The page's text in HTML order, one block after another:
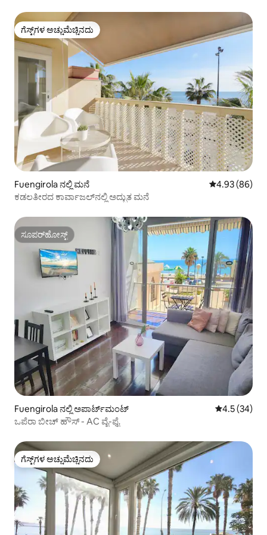
ಗೆಸ್ಟ್‌ಗಳ ಅಚ್ಚುಮೆಚ್ಚಿನದು
ಗೆಸ್ಟ್‌ಗಳ ಅಚ್ಚುಮೆಚ್ಚಿನದು
Fuengirola ನಲ್ಲಿ ಮನೆ 5 ರಲ್ಲಿ 4.93
4.93 (86)
ಕಡಲತೀರದ ಕಾರ್ವಾಜಲ್‌ನಲ್ಲಿ ಅದ್ಭುತ ಮನೆ
ಸೂಪರ್‌ಹೋಸ್ಟ್
ಸೂಪರ್‌ಹೋಸ್ಟ್
Fuengirola ನಲ್ಲಿ ಅಪಾರ್ಟ್‌ಮಂಟ್ 5 ರಲ್ಲಿ 4.5
4.5 (34)
ಒಪೆರಾ ಬೀಚ್ ಹೌಸ್ - AC ವೈ-ಫೈ
ಗೆಸ್ಟ್‌ಗಳ ಅಚ್ಚುಮೆಚ್ಚಿನದು
ಗೆಸ್ಟ್‌ಗಳ ಅಚ್ಚುಮೆಚ್ಚಿನದು